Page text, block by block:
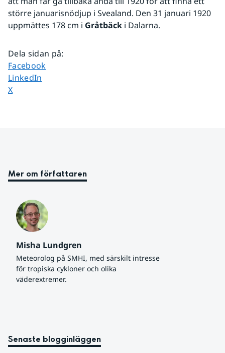
större januarisnödjup i Svealand. Den 31 januari 1920
uppmättes 178 cm i Gråtbäck i Dalarna.
Dela sidan på:
Dela sidan på
Facebook
Dela sidan på
LinkedIn
Dela sidan på
X
Mer om författaren
Misha Lundgren
Meteorolog på SMHI, med särskilt intresse
för tropiska cykloner och olika
väderextremer.
Senaste blogginläggen